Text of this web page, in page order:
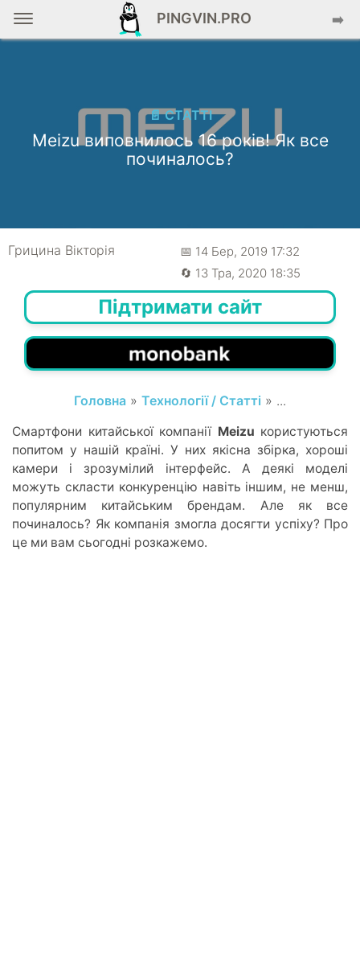
PINGVIN.PRO ➡️
📄 СТАТТІ
Meizu виповнилось 16 років! Як все
починалось?
Грицина Вікторія
📅 14 Бер, 2019 17:32
🔄 13 Тра, 2020 18:35
Підтримати сайт
Головна » Технології / Статті » ...
Смартфони китайської компанії Meizu користуються
попитом у нашій країні. У них якісна збірка, хороші
камери і зрозумілий інтерфейс. А деякі моделі
можуть скласти конкуренцію навіть іншим, не менш,
популярним китайським брендам. Але як все
починалось? Як компанія змогла досягти успіху? Про
це ми вам сьогодні розкажемо.